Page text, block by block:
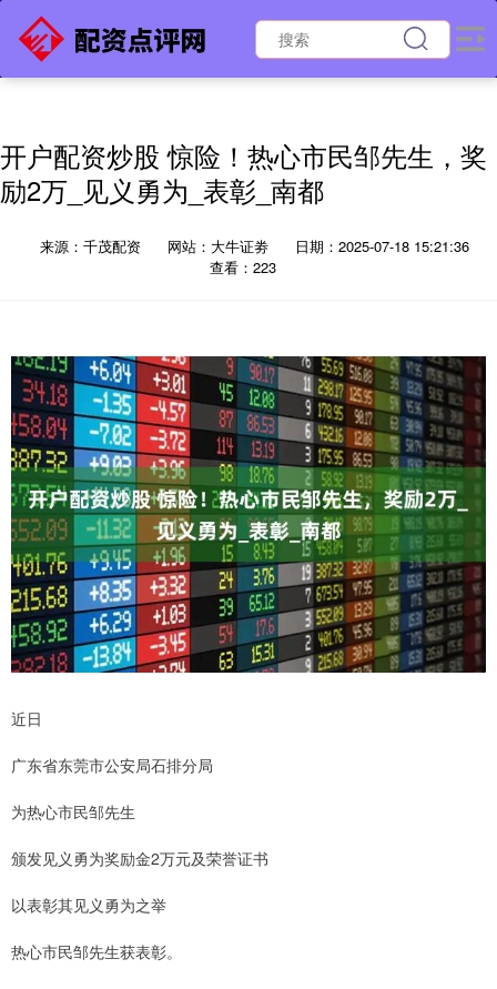
开户配资炒股 惊险！热心市民邹先生，奖
励2万_见义勇为_表彰_南都
来源：千茂配资 网站：大牛证劵
日期：2025-07-18 15:21:36
查看：223
近日
广东省东莞市公安局石排分局
为热心市民邹先生
颁发见义勇为奖励金2万元及荣誉证书
以表彰其见义勇为之举
热心市民邹先生获表彰。